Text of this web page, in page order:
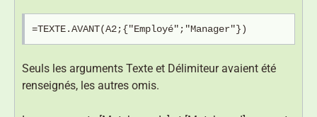
=TEXTE.AVANT(A2;{"Employé";"Manager"})
Seuls les arguments Texte et Délimiteur avaient été
renseignés, les autres omis.